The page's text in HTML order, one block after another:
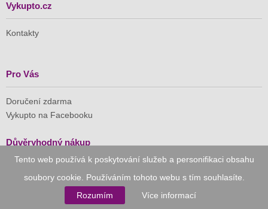
Tento web používá k poskytování služeb a personifikaci obsahu
soubory cookie. Používáním tohoto webu s tím souhlasíte.
Rozumím
Více informací
Vykupto.cz
Kontakty
Pro Vás
Doručení zdarma
Vykupto na Facebooku
Důvěryhodný nákup
Naše společnost je členem Asociace pro elektronickou
komerci (APEK)